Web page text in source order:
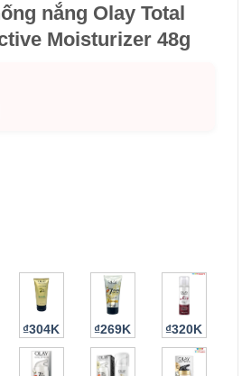
nắng Olay Total
Moisturizer 48g
₫304K ₫269K ₫320K